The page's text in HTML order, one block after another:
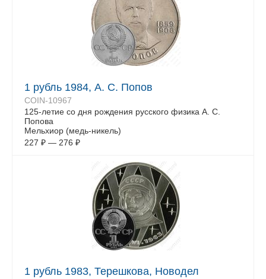
1 рубль 1984, А. С. Попов
COIN-10967
125-летие со дня рождения русского физика А. С.
Попова
Мельхиор (медь-никель)
227 ₽ — 276 ₽
1 рубль 1983, Терешкова, Новодел